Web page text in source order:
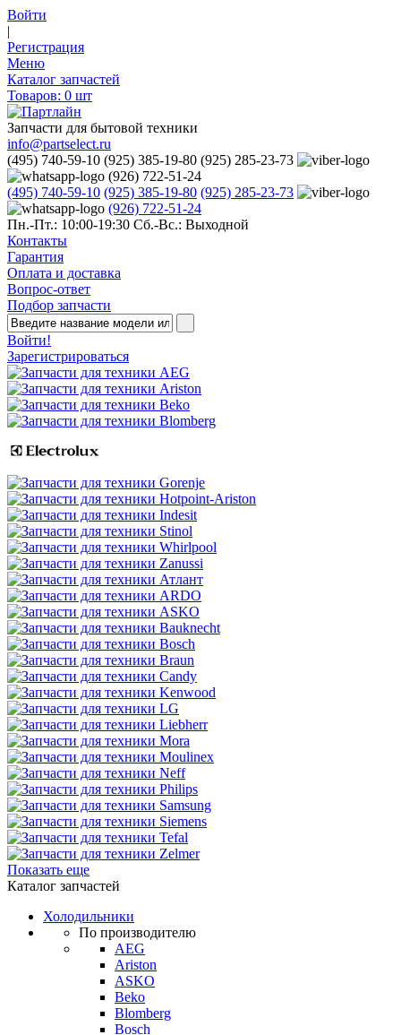
Войти
|
Регистрация
Меню
Каталог запчастей
Товаров: 0 шт
Запчасти для бытовой техники
info@partselect.ru
(495) 740-59-10 (925) 385-19-80 (925) 285-23-73
(926) 722-51-24
(495) 740-59-10 (925) 385-19-80 (925) 285-23-73
(926) 722-51-24
Пн.-Пт.: 10:00-19:30 Сб.-Вс.: Выходной
Контакты
Гарантия
Оплата и доставка
Вопрос-ответ
Подбор запчасти
Войти!
Зарегистрироваться
Показать еще
Каталог запчастей
Холодильники
По производителю
AEG
Ariston
ASKO
Beko
Blomberg
Bosch